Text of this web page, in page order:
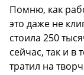
Помню, как
это даже не
стоила 250
сейчас, так и в
тратил на